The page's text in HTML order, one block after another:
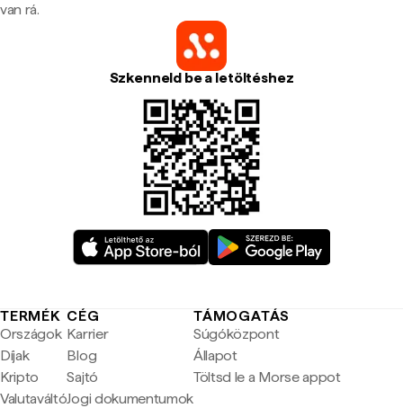
van rá.
Szkenneld be a letöltéshez
TERMÉK
Országok
Díjak
Kripto
Valutaváltó
CÉG
Karrier
Blog
Sajtó
Jogi dokumentumok
TÁMOGATÁS
Súgóközpont
Állapot
Töltsd le a Morse appot